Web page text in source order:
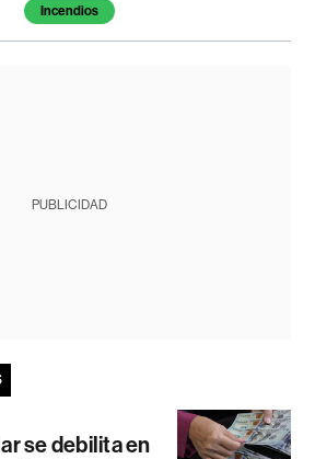
Incendios
PUBLICIDAD
se debilita en